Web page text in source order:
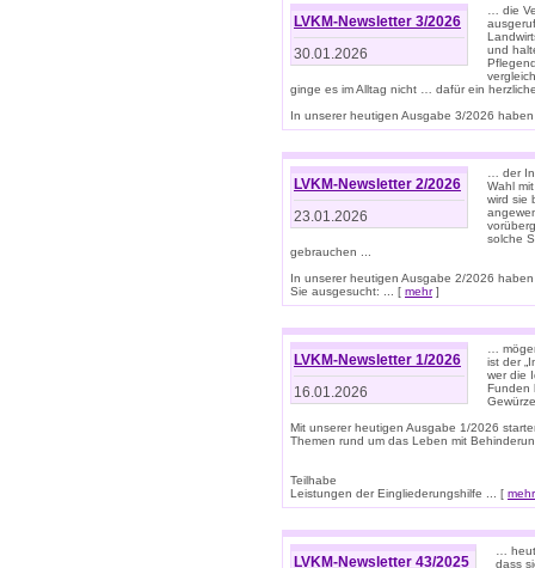
LVKM-Newsletter 3/2026
30.01.2026
… die
und
ginge es im Alltag nicht … dafür ein
In unserer heutigen Ausgabe 3/2026
LVKM-Newsletter 2/2026
23.01.2026
… der
Wahl
wird sie
solche
gebrauchen ...
In unserer heutigen Ausgabe 2/2026
Sie ausgesucht: ... [ mehr]
LVKM-Newsletter 1/2026
16.01.2026
…
ist der
wer die
Funden
Mit unserer heutigen Ausgabe 1/2026
Themen rund um das Leben mit
Teilhabe
Leistungen der Eingliederungshilfe ... [ mehr
LVKM-Newsletter 43/2025
…
dass